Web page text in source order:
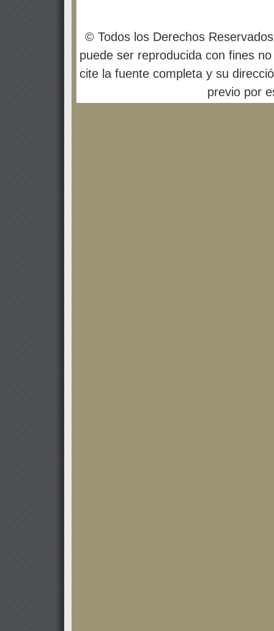
© Todos los Derechos
puede ser reproducida con fines
cite la fuente completa y su
previo por